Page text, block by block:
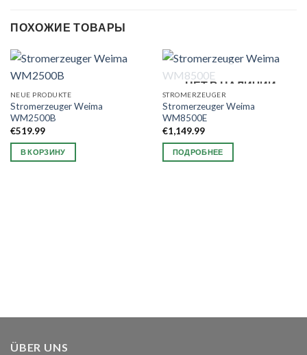
ПОХОЖИЕ ТОВАРЫ
NEUE PRODUKTE
Stromerzeuger Weima
WM2500B
€519.99
В КОРЗИНУ
НЕТ В НАЛИЧИИ
STROMERZEUGER
Stromerzeuger Weima
WM8500E
€1,149.99
ПОДРОБНЕЕ
ÜBER UNS